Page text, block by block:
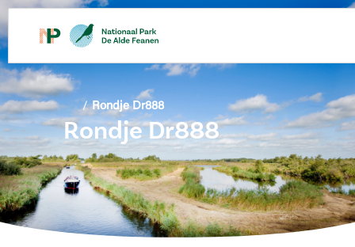
/ Rondje Dr888
Rondje Dr888